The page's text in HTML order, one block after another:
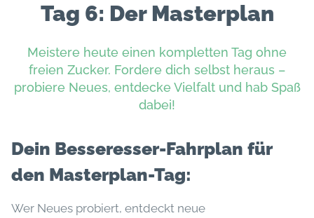
Tag 6: Der Masterplan
Meistere heute einen kompletten Tag ohne
freien Zucker. Fordere dich selbst heraus –
probiere Neues, entdecke Vielfalt und hab Spaß
dabei!
Dein Besseresser-Fahrplan für
den Masterplan-Tag:
Wer Neues probiert, entdeckt neue